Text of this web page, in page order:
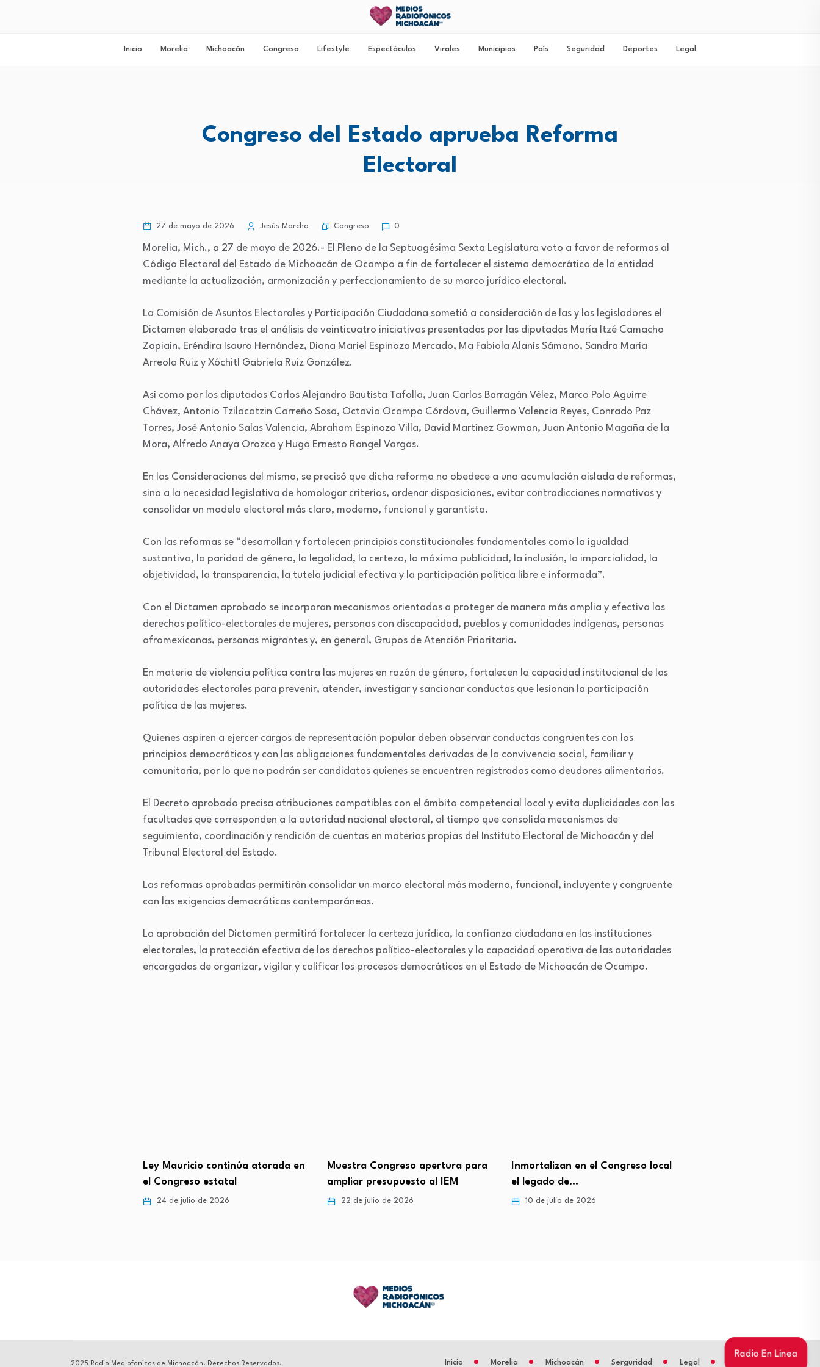
Radio En Linea
Inicio Morelia Michoacán Congreso Lifestyle Espectáculos Virales Municipios País Seguridad Deportes Legal
Congreso del Estado aprueba Reforma
Electoral
27 de mayo de 2026 Jesús Marcha Congreso 0
Morelia, Mich., a 27 de mayo de 2026.- El Pleno de la Septuagésima Sexta Legislatura voto a favor de reformas al
Código Electoral del Estado de Michoacán de Ocampo a fin de fortalecer el sistema democrático de la entidad
mediante la actualización, armonización y perfeccionamiento de su marco jurídico electoral.
La Comisión de Asuntos Electorales y Participación Ciudadana sometió a consideración de las y los legisladores el
Dictamen elaborado tras el análisis de veinticuatro iniciativas presentadas por las diputadas María Itzé Camacho
Zapiain, Eréndira Isauro Hernández, Diana Mariel Espinoza Mercado, Ma Fabiola Alanís Sámano, Sandra María
Arreola Ruiz y Xóchitl Gabriela Ruiz González.
Así como por los diputados Carlos Alejandro Bautista Tafolla, Juan Carlos Barragán Vélez, Marco Polo Aguirre
Chávez, Antonio Tzilacatzin Carreño Sosa, Octavio Ocampo Córdova, Guillermo Valencia Reyes, Conrado Paz
Torres, José Antonio Salas Valencia, Abraham Espinoza Villa, David Martínez Gowman, Juan Antonio Magaña de la
Mora, Alfredo Anaya Orozco y Hugo Ernesto Rangel Vargas.
En las Consideraciones del mismo, se precisó que dicha reforma no obedece a una acumulación aislada de reformas,
sino a la necesidad legislativa de homologar criterios, ordenar disposiciones, evitar contradicciones normativas y
consolidar un modelo electoral más claro, moderno, funcional y garantista.
Con las reformas se “desarrollan y fortalecen principios constitucionales fundamentales como la igualdad
sustantiva, la paridad de género, la legalidad, la certeza, la máxima publicidad, la inclusión, la imparcialidad, la
objetividad, la transparencia, la tutela judicial efectiva y la participación política libre e informada”.
Con el Dictamen aprobado se incorporan mecanismos orientados a proteger de manera más amplia y efectiva los
derechos político-electorales de mujeres, personas con discapacidad, pueblos y comunidades indígenas, personas
afromexicanas, personas migrantes y, en general, Grupos de Atención Prioritaria.
En materia de violencia política contra las mujeres en razón de género, fortalecen la capacidad institucional de las
autoridades electorales para prevenir, atender, investigar y sancionar conductas que lesionan la participación
política de las mujeres.
Quienes aspiren a ejercer cargos de representación popular deben observar conductas congruentes con los
principios democráticos y con las obligaciones fundamentales derivadas de la convivencia social, familiar y
comunitaria, por lo que no podrán ser candidatos quienes se encuentren registrados como deudores alimentarios.
El Decreto aprobado precisa atribuciones compatibles con el ámbito competencial local y evita duplicidades con las
facultades que corresponden a la autoridad nacional electoral, al tiempo que consolida mecanismos de
seguimiento, coordinación y rendición de cuentas en materias propias del Instituto Electoral de Michoacán y del
Tribunal Electoral del Estado.
Las reformas aprobadas permitirán consolidar un marco electoral más moderno, funcional, incluyente y congruente
con las exigencias democráticas contemporáneas.
La aprobación del Dictamen permitirá fortalecer la certeza jurídica, la confianza ciudadana en las instituciones
electorales, la protección efectiva de los derechos político-electorales y la capacidad operativa de las autoridades
encargadas de organizar, vigilar y calificar los procesos democráticos en el Estado de Michoacán de Ocampo.
Ley Mauricio continúa atorada en
el Congreso estatal
24 de julio de 2026
Muestra Congreso apertura para
ampliar presupuesto al IEM
22 de julio de 2026
Inmortalizan en el Congreso local
el legado de…
10 de julio de 2026
2025 Radio Mediofonicos de Michoacán. Derechos Reservados. Inicio Morelia Michoacán Serguridad Legal